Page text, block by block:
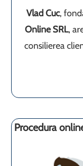
Vlad Cuc,
Online SRL,
consilierea
Procedura